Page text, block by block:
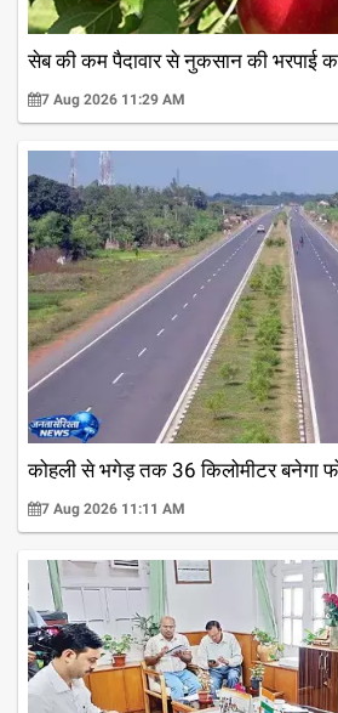
सेब की कम पैदावार से नुकसान की भरपाई
7 Aug 2026 11:29 AM
कोहली से भगेड़ तक 36 किलोमीटर बनेगा
7 Aug 2026 11:11 AM